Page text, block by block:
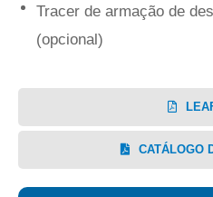
Tracer de armação de
(opcional)
CATÁLOGO